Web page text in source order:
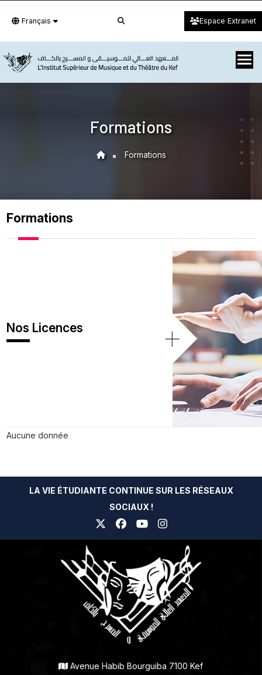
Français Espace Extranet
Formations
Formations
Formations
Nos Licences +
Aucune donnée
LA VIE ÉTUDIANTE CONTINUE SUR LES RÉSEAUX
SOCIAUX !
Avenue Habib Bourguiba 7100 Kef